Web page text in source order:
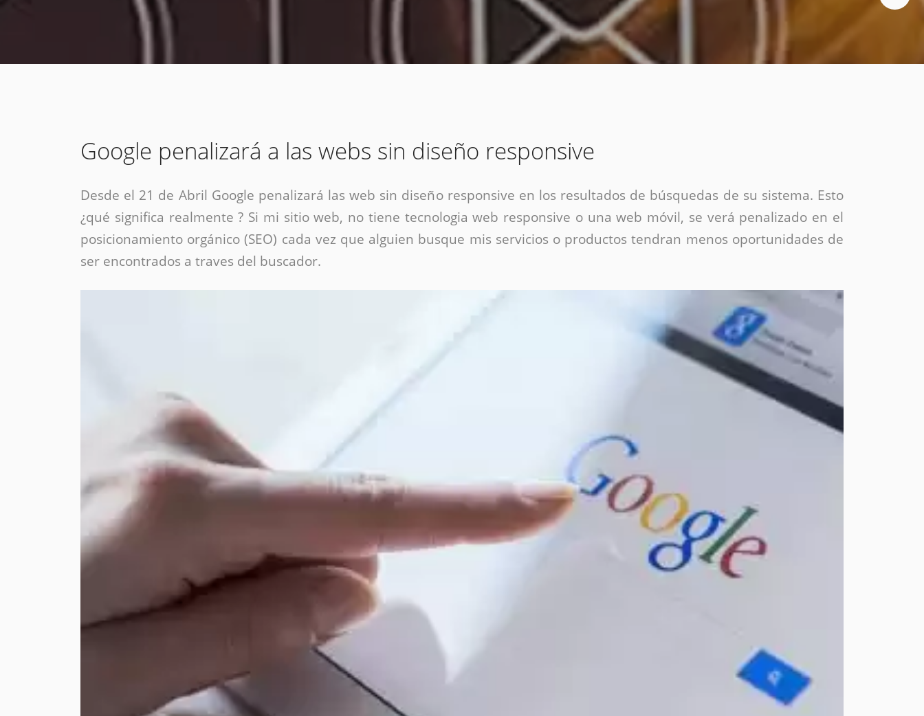
marketing digital.
Estrategia de marca
Identidad de marca
Diseño de logo
Fotografía / Dirección
Social media
HABLAR CON EJECUTIVO
Diseño web mini sitios
Aplicaciones moviles
APP web móviles
Diseño de folletos
¡COTIZA AQUÍ!
Next Cloud
Google penalizará a las webs sin diseño responsive
Desde el 21 de Abril Google penalizará las web sin diseño responsive en los resultados de búsquedas de su sistema. Esto
¿qué significa realmente ? Si mi sitio web, no tiene tecnologia web responsive o una web móvil, se verá penalizado en el
posicionamiento orgánico (SEO) cada vez que alguien busque mis servicios o productos tendran menos oportunidades de
ser encontrados a traves del buscador.